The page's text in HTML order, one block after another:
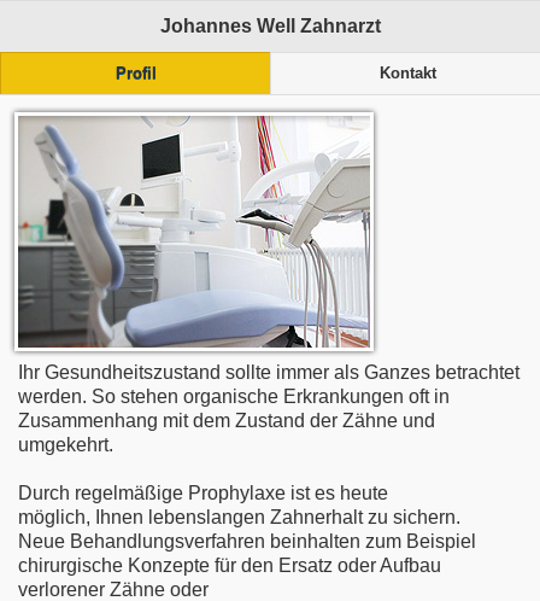
Johannes Well Zahnarzt
Profil Kontakt
Ihr Gesundheitszustand sollte immer als Ganzes betrachtet
werden. So stehen organische Erkrankungen oft in
Zusammenhang mit dem Zustand der Zähne und
umgekehrt.
Durch regelmäßige Prophylaxe ist es heute
möglich, Ihnen lebenslangen Zahnerhalt zu sichern.
Neue Behandlungsverfahren beinhalten zum Beispiel
chirurgische Konzepte für den Ersatz oder Aufbau
verlorener Zähne oder